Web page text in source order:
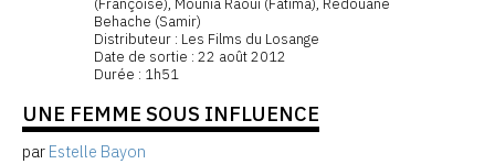
(Françoise), Mounia Raoui (Fatima), Redouane
Behache (Samir)
Distributeur : Les Films du Losange
Date de sortie : 22 août 2012
Durée : 1h51
UNE FEMME SOUS INFLUENCE
par Estelle Bayon